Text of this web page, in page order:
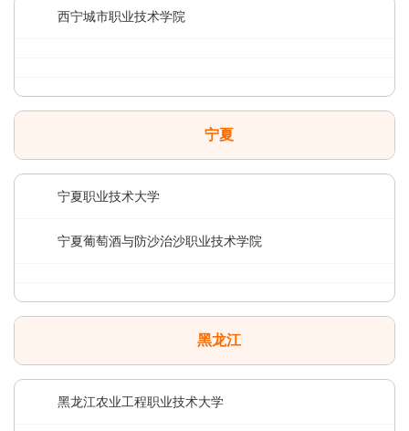
西宁城市职业技术学院
宁夏
宁夏职业技术大学
宁夏葡萄酒与防沙治沙职业技术学院
黑龙江
黑龙江农业工程职业技术大学